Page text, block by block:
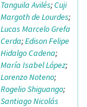
Tanguila Avilés;Cuji
Margoth de Lourdes;
Lucas Marcelo Grefa
Cerda;Edison Felipe
Hidalgo Cadena;
María Isabel López;
Lorenzo Noteno;
Rogelio Shiguango;
Santiago Nicolás